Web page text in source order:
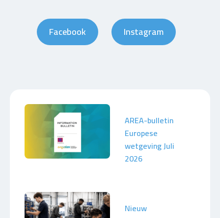
Facebook Instagram
AREA-bulletin
Europese
wetgeving Juli
2026
Nieuw